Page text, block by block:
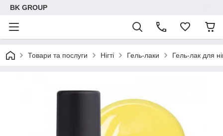
BK GROUP
Товари та послуги Нігті Гель-лаки Гель-лак для